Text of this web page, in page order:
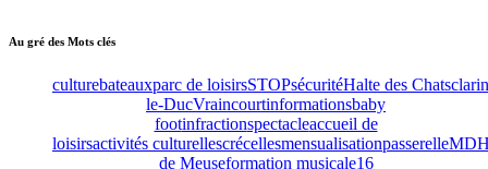
Au gré des Mots clés
culturebateauxparc de loisirsSTOPsécuritéHalte des Chats
le-DucVraincourtinformationsbaby
footinfractionspectacleaccueil de
loisirsactivités culturellescrécellesmensualisationpasserelle
de Meuseformation musicale16